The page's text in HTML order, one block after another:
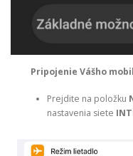
Pripojenie Vášho
Prejdite na položku
nastavenia siete